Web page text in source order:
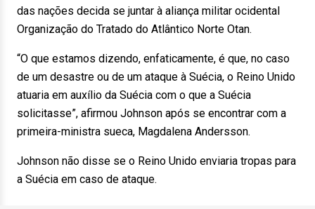
das nações decida se juntar à aliança militar ocidental
Organização do Tratado do Atlântico Norte Otan.
“O que estamos dizendo, enfaticamente, é que, no caso
de um desastre ou de um ataque à Suécia, o Reino Unido
atuaria em auxílio da Suécia com o que a Suécia
solicitasse”, afirmou Johnson após se encontrar com a
primeira-ministra sueca, Magdalena Andersson.
Johnson não disse se o Reino Unido enviaria tropas para
a Suécia em caso de ataque.